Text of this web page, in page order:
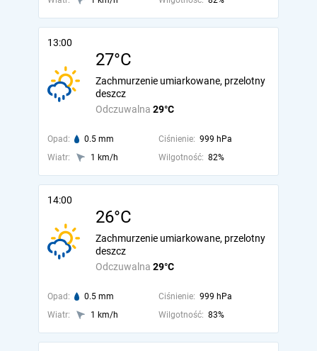
13:00
27°C
Odczuwalna 29°C
Zachmurzenie umiarkowane, przelotny
deszcz
Opad: 0.5 mm Ciśnienie: 999 hPa
Wiatr:
1 km/h Wilgotność: 82%
14:00
26°C
Odczuwalna 29°C
Zachmurzenie umiarkowane, przelotny
deszcz
Opad: 0.5 mm Ciśnienie: 999 hPa
Wiatr:
1 km/h Wilgotność: 83%